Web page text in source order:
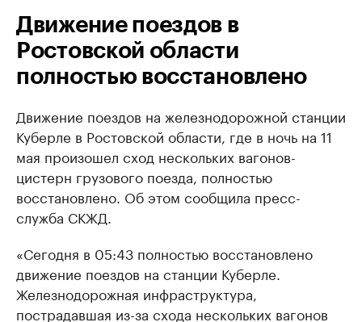
Движение поездов в
Ростовской области
полностью восстановлено
Движение поездов на железнодорожной станции
Куберле в Ростовской области, где в ночь на 11
мая произошел сход нескольких вагонов-
цистерн грузового поезда, полностью
восстановлено. Об этом сообщила пресс-
служба СКЖД.
«Сегодня в 05:43 полностью восстановлено
движение поездов на станции Куберле.
Железнодорожная инфраструктура,
пострадавшая из-за схода нескольких вагонов